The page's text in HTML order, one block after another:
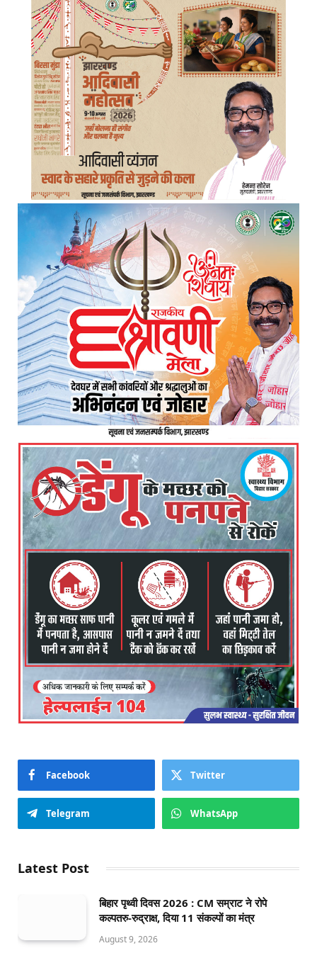
Facebook Twitter
Telegram WhatsApp
Latest Post
बिहार पृथ्वी दिवस 2026 : CM सम्राट ने रोपे
कल्पतरु-रुद्राक्ष, दिया 11 संकल्पों का मंत्र
August 9, 2026